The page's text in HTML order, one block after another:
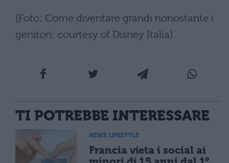
(Foto: Come diventare grandi nonostante i
genitori; courtesy of Disney Italia)
TI POTREBBE INTERESSARE
NEWS LIFESTYLE
Francia vieta i social ai